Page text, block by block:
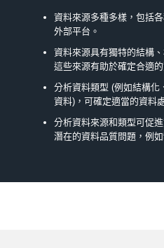
資料來源多種多樣，包括
外部平台。
資料來源具有獨特的結構
這些來源有助於確定合適
分析資料類型 (例如結構化
資料)，可確定適當的資料
分析資料來源和類型可促
潛在的資料品質問題，例